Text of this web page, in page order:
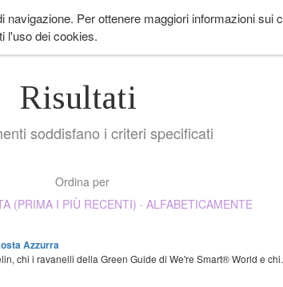
COME IN PROVENZA CUCINA EVENTI CHI
Per ottenere maggiori informazioni sui
l'uso dei cookies.
Risultati
soddisfano i criteri specificati
Ordina per
(PRIMA I PIÙ RECENTI) · ALFABETICAMENTE
Azzurra
chi i ravanelli della Green Guide di We're Smart® World e